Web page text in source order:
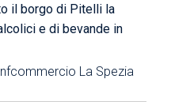
il borgo di Pitelli la
e di bevande in
La Spezia